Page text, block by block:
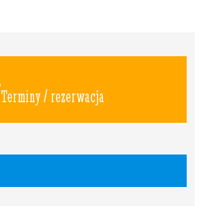
Terminy / rezerwacja